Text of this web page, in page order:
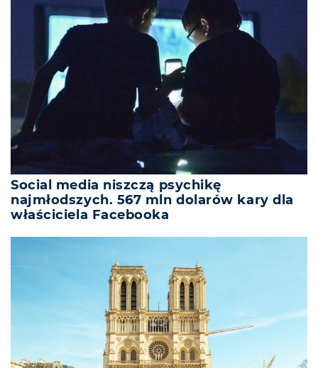
Social media niszczą psychikę
najmłodszych. 567 mln dolarów kary dla
właściciela Facebooka